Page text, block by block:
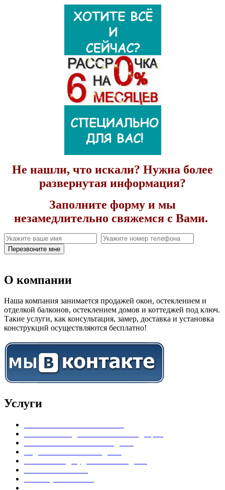
Не нашли, что искали? Нужна более
развернутая информация?
Заполните форму и мы
незамедлительно свяжемся с Вами.
Перезвоните мне
О компании
Наша компания занимается продажей окон, остеклением и
отделкой балконов, остеклением домов и коттеджей под ключ.
Такие услуги, как консультация, замер, доставка и установка
конструкций осуществляются бесплатно!
Услуги